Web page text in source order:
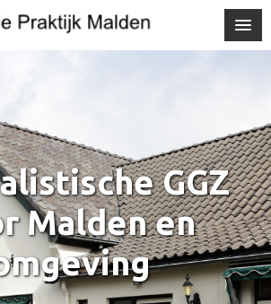
GGZ
Malden en